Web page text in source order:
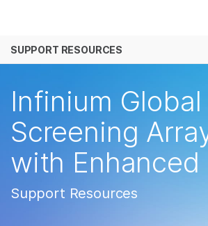
解决方案
公司
支持
推荐内容链接
SUPPORT RESOURCES
Infinium Global
Screening
with Enhanced
Support Resources
查看更多相关内容。选择您感兴
微生物学
复杂疾病